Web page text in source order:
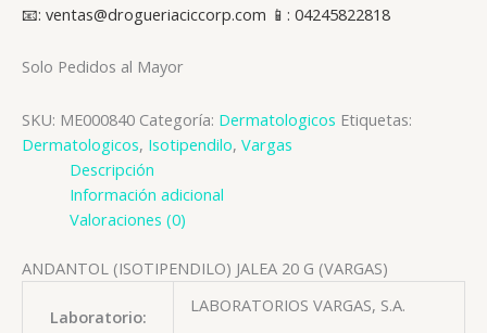
📧: ventas@drogueriaciccorp.com 📱: 04245822818
Solo Pedidos al Mayor
SKU: ME000840 Categoría: Dermatologicos Etiquetas:
Dermatologicos, Isotipendilo, Vargas
Descripción
Información adicional
Valoraciones (0)
ANDANTOL (ISOTIPENDILO) JALEA 20 G (VARGAS)
Laboratorio:
LABORATORIOS VARGAS, S.A.